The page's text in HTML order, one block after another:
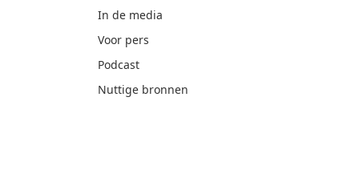
In de media
Voor pers
Podcast
Nuttige bronnen